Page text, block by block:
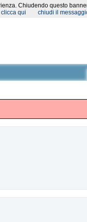
Chiudendo questo
clicca qui chiudi il